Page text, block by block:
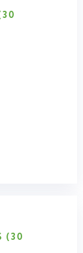
(30